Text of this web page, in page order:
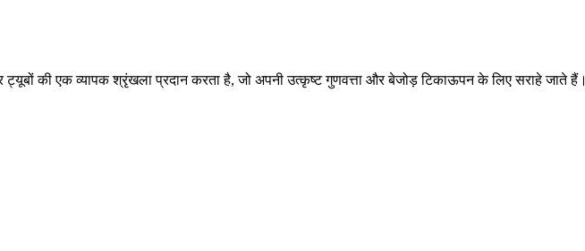
की एक व्यापक श्रृंखला प्रदान करता है, जो अपनी उत्कृष्ट गुणवत्ता और बेजोड़ टिकाऊपन के लिए सराहे जाते हैं।